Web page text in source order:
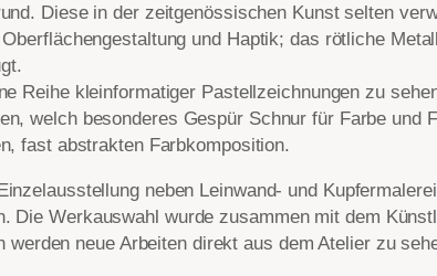
Diese in der zeitgenössischen Kunst selten
und Haptik; das rötliche
Reihe kleinformatiger Pastellzeichnungen zu
welch besonderes Gespür Schnur für Farbe und
fast abstrakten Farbkomposition.
neben Leinwand- und
Die Werkauswahl wurde zusammen mit dem
werden neue Arbeiten direkt aus dem Atelier zu